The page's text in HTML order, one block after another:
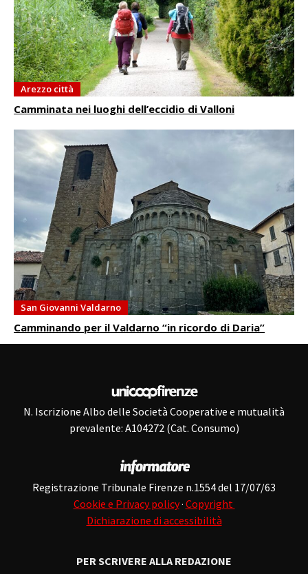
Arezzo città
Camminata nei luoghi dell’eccidio di Valloni
San Giovanni Valdarno
Camminando per il Valdarno “in ricordo di Daria”
N. Iscrizione Albo delle Società Cooperative e mutualità
prevalente: A104272 (Cat. Consumo)
Registrazione Tribunale Firenze n.1554 del 17/07/63
Cookie e Privacy policy· Copyright
Dichiarazione di accessibilità
PER SCRIVERE ALLA REDAZIONE